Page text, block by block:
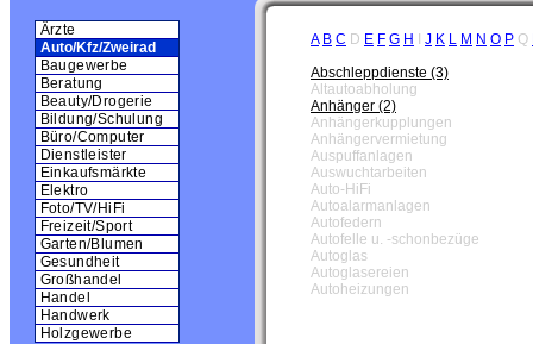
Ärzte
Auto/Kfz/Zweirad
Baugewerbe
Beratung
Beauty/Drogerie
Bildung/Schulung
Büro/Computer
Dienstleister
Einkaufsmärkte
Elektro
Foto/TV/HiFi
Freizeit/Sport
Garten/Blumen
Gesundheit
Großhandel
Handel
Handwerk
Holzgewerbe
A B C D E F G H J K L M N O P Q
Abschleppdienste (3)
Altautoabholung
Anhänger (2)
Anhängerkupplungen
Anhängervermietung
Auspuffanlagen
Auswuchtarbeiten
Auto-HiFi
Autoalarmanlagen
Autofedern
Autofelle u. -schonbezüge
Autoglas
Autoglasereien
Autoheizungen